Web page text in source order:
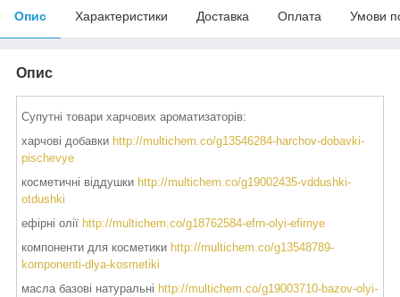
Опис Характеристики Доставка Оплата Умови
Опис
Супутні товари харчових ароматизаторів:
харчові добавки http://multichem.co/g13546284-harchov-dobavki-
pischevye
косметичні віддушки http://multichem.co/g19002435-vddushki-
otdushki
ефірні олії http://multichem.co/g18762584-efrn-olyi-efirnye
компоненти для косметики http://multichem.co/g13548789-
komponenti-dlya-kosmetiki
масла базові натуральні http://multichem.co/g19003710-bazov-olyi-